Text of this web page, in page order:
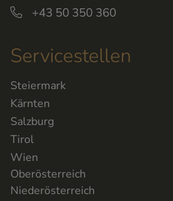
+43 50 350 360
Servicestellen
Steiermark
Kärnten
Salzburg
Tirol
Wien
Oberösterreich
Niederösterreich